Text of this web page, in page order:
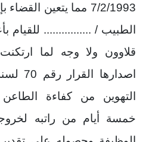
7/2/1993 مما يتعين
الطبيب / ................ للقيام
قلاوون ولا وجه لما ارتكنت
التهوين من كفاءة
خمسة أيام من راتبه